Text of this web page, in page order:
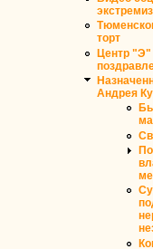
торт
Центр "Э"
Андрея